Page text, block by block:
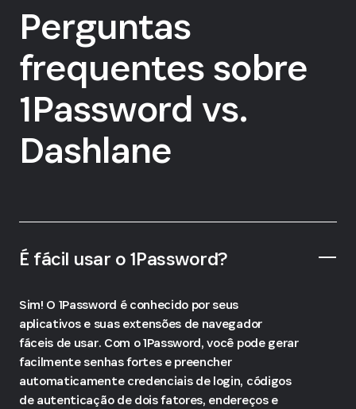
Perguntas
frequentes sobre
1Password vs.
Dashlane
É fácil usar o 1Password?
Sim! O 1Password é conhecido por seus
aplicativos e suas extensões de navegador
fáceis de usar. Com o 1Password, você pode gerar
facilmente senhas fortes e preencher
automaticamente credenciais de login, códigos
de autenticação de dois fatores, endereços e